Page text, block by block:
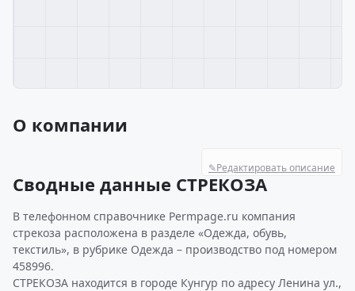
О компании
✎Редактировать описание
Сводные данные СТРЕКОЗА
В телефонном справочнике Permpage.ru компания
стрекоза расположена в разделе «Одежда, обувь,
текстиль», в рубрике Одежда – производство под номером
458996.
СТРЕКОЗА находится в городе Кунгур по адресу Ленина ул.,